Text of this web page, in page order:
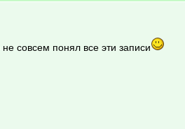
совсем понял все эти записи